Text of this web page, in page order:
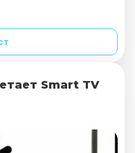
Smart TV